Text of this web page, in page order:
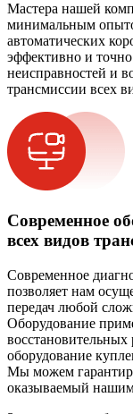
Мастера нашей
минимальным
автоматических
эффективно и
неисправностей и
трансмиссии всех
Современное
всех видов
Современное
позволяет нам
передач любой
Оборудование
восстановительных
оборудование
Мы можем
оказываемый